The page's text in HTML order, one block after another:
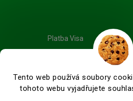
Tento web používá soubory
tohoto webu vyjadřujete
Platba Visa